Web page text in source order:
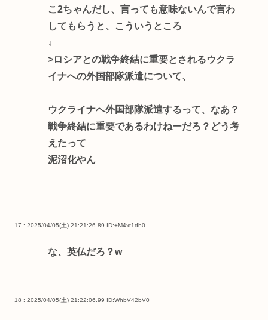
こ2ちゃんだし、言っても意味ないんで言わ
してもらうと、こういうところ
↓
>ロシアとの戦争終結に重要とされるウクラ
イナへの外国部隊派遣について、
ウクライナへ外国部隊派遣するって、なあ？
戦争終結に重要であるわけねーだろ？どう考
えたって
泥沼化やん
17 : 2025/04/05(土) 21:21:26.89 ID:+M4xt1db0
な、英仏だろ？w
18 : 2025/04/05(土) 21:22:06.99 ID:WhbV42bV0